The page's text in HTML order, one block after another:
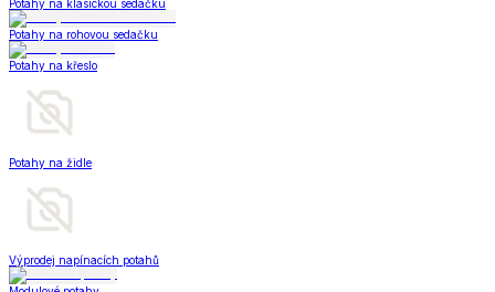
Potahy na klasickou sedačku
Potahy na rohovou sedačku
Potahy na křeslo
Potahy na židle
Výprodej napínacích potahů